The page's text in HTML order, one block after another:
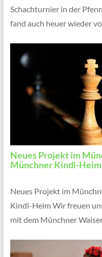
Schachturnier in der
fand auch heuer wieder
Neues Projekt im
Münchner Kindl-Heim
Neues Projekt im
Kindl-Heim Wir freuen
mit dem Münchner